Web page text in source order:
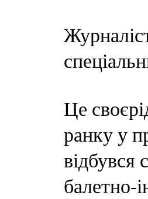
Це
ранку у
відбувся
балетно-